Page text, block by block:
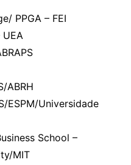
PPGA – FEI
UEA
ABRH
ESPM/Universidade
School –
MIT